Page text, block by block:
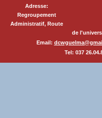
Adresse:
Regroupement
Administratif, Route
de
Email:
Tel: 037